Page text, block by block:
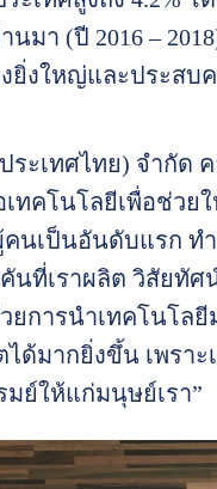
นมา (ปี 2016 –
ยิ่งใหญ่และประส
ะเทศไทย) จำกัด
เทคโนโลยีเพื่อช่ว
เป็นอันดับแรก ท
ที่เราผลิต วิสัยทัศ
การนำเทคโนโลยี
ด้มากยิ่งขึ้น เพรา
ย์ให้แก่มนุษย์เรา”